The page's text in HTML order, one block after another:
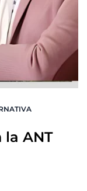
la ANT